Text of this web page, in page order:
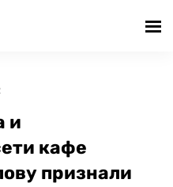
и
кафе
признали